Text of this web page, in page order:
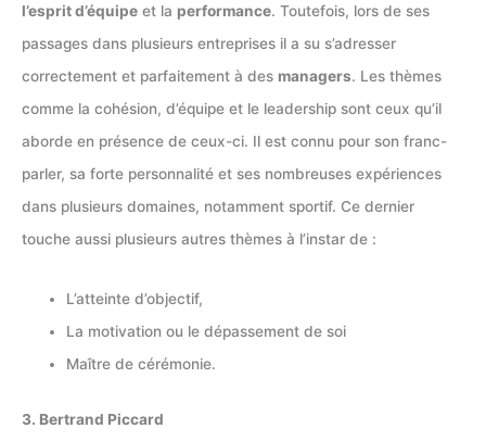
l’esprit d’équipe et la performance. Toutefois, lors de ses
passages dans plusieurs entreprises il a su s’adresser
correctement et parfaitement à des managers. Les thèmes
comme la cohésion, d’équipe et le leadership sont ceux qu’il
aborde en présence de ceux-ci. Il est connu pour son franc-
parler, sa forte personnalité et ses nombreuses expériences
dans plusieurs domaines, notamment sportif. Ce dernier
touche aussi plusieurs autres thèmes à l’instar de :
L’atteinte d’objectif,
La motivation ou le dépassement de soi
Maître de cérémonie.
3. Bertrand Piccard